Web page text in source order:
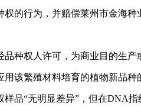
的行为，并赔偿莱州市金海种
权人许可，为商业目的生产
用该繁殖材料培育的植物新品
样品“无明显差异”，但在DNA